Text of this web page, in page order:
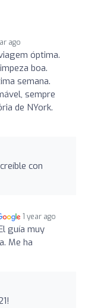
ago
óptima.
boa.
semana.
sempre
de NYork.
con
1 year ago
guía muy
Me ha